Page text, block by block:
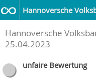
Hannoversche
Hannoversche
25.04.2023
unfaire Bewertung